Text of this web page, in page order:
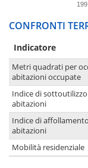
CONFRONTI
Indicatore
Metri quadrati per
abitazioni occupate
Indice di
abitazioni
Indice di
abitazioni
Mobilità residenziale